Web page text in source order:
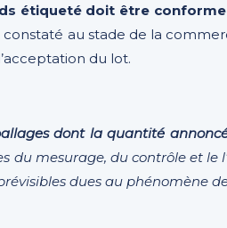
étiqueté doit être
constaté au stade de la
du lot.
dont la quantité
du mesurage, du contrôle et
dues au phénomène